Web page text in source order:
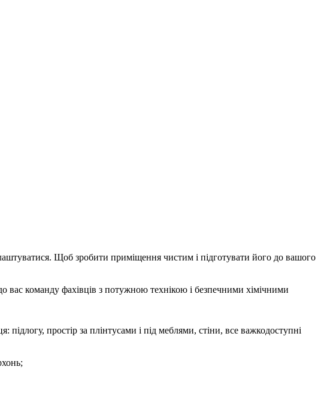
Щоб зробити приміщення чистим і підготувати його до вашого
вас команду фахівців з потужною технікою і безпечними хімічними
простір за плінтусами і під меблями, стіни, все важкодоступні